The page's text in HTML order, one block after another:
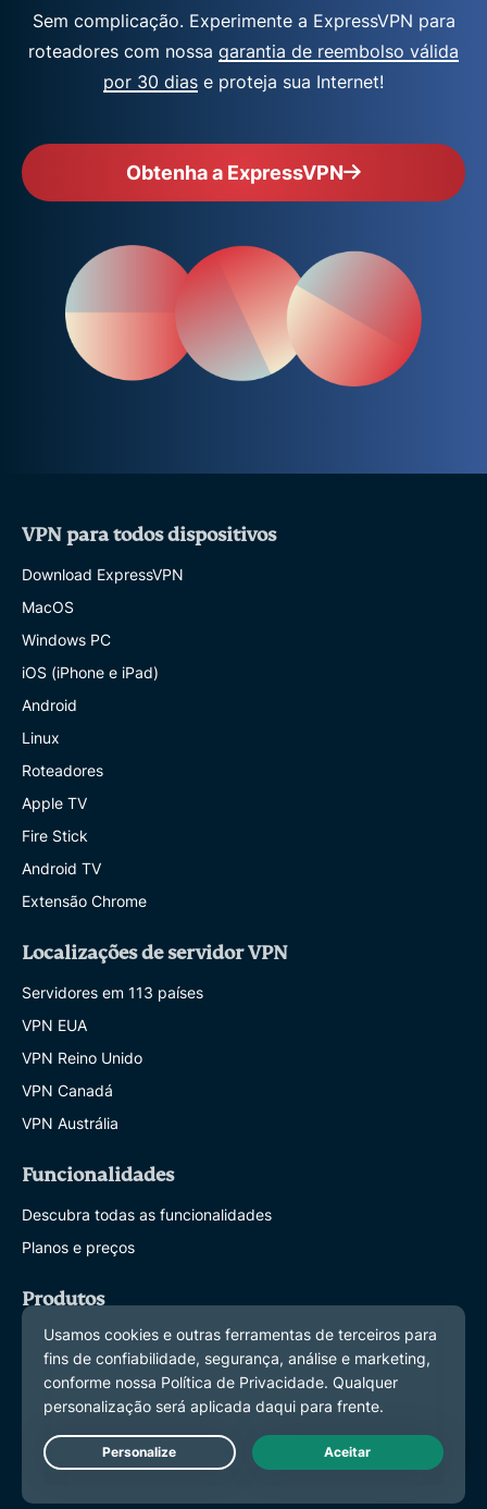
Sem complicação. Experimente a ExpressVPN para
roteadores com nossa garantia de reembolso válida
por 30 dias e proteja sua Internet!
Obtenha a ExpressVPN
VPN para todos dispositivos
Download ExpressVPN
MacOS
Windows PC
iOS (iPhone e iPad)
Android
Linux
Roteadores
Apple TV
Fire Stick
Android TV
Extensão Chrome
Localizações de servidor VPN
Servidores em 113 países
VPN EUA
VPN Reino Unido
VPN Canadá
VPN Austrália
Funcionalidades
Descubra todas as funcionalidades
Planos e preços
Produtos
ExpressKeys
ExpressMailGuard
eSIM
ExpressAI
Live Chat